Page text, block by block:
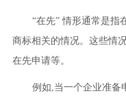
“在先” 情形通常是指
商标相关的情况。这些情
在先申请等。
例如,当一个企业准备